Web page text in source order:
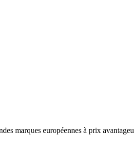
marques européennes à prix